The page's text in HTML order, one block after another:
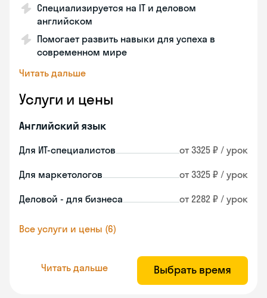
Специализируется на IT и деловом
английском
Помогает развить навыки для успеха в
современном мире
Читать дальше
Услуги и цены
Английский язык
Для ИТ-специалистов от 3325 ₽ / урок
Для маркетологов от 3325 ₽ / урок
Деловой - для бизнеса от 2282 ₽ / урок
Все услуги и цены (6)
Читать дальше Выбрать время